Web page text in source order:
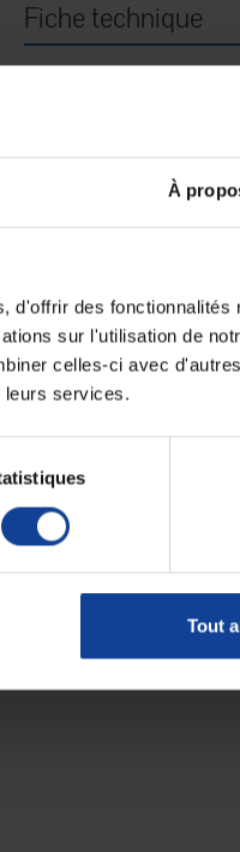
À
d'offrir des fonctionnalités
sur l'utilisation de
celles-ci avec
leurs services.
Tout
Fiche technique
type (emballage)